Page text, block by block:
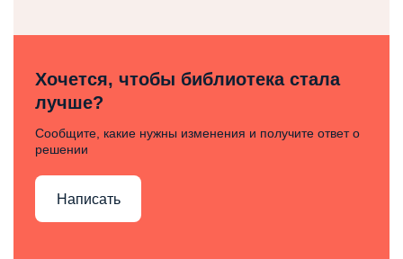
Хочется, чтобы библиотека стала
лучше?
Сообщите, какие нужны изменения и получите ответ о
решении
Написать